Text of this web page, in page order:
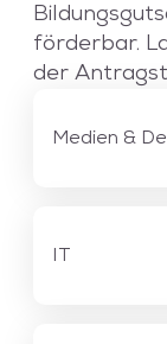
förderbar.
der
Medien &